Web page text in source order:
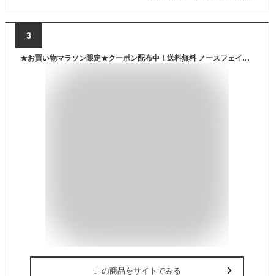
3
★お買い物マラソン限定★クーポン配布中！送料無料 ノースフェイス リュック THE NORTH FACE BACKPACK バックパック 大容量 受納 韓国ノースフェイス ビッグショット ホットショット ミニショット シングルショット メンズ レディース 大人 【韓国正規品/関税込】
この商品をサイトでみる